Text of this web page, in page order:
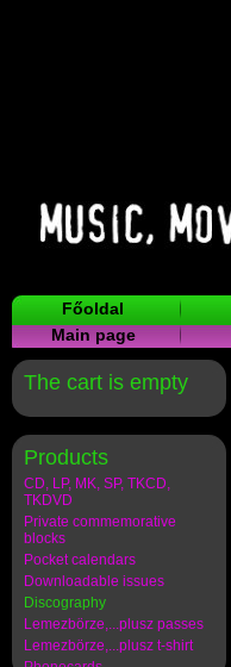
Főoldal
Main page
The cart is empty
Products
CD, LP, MK, SP, TKCD,
TKDVD
Private commemorative
blocks
Pocket calendars
Downloadable issues
Discography
Lemezbörze,...plusz passes
Lemezbörze,...plusz t-shirt